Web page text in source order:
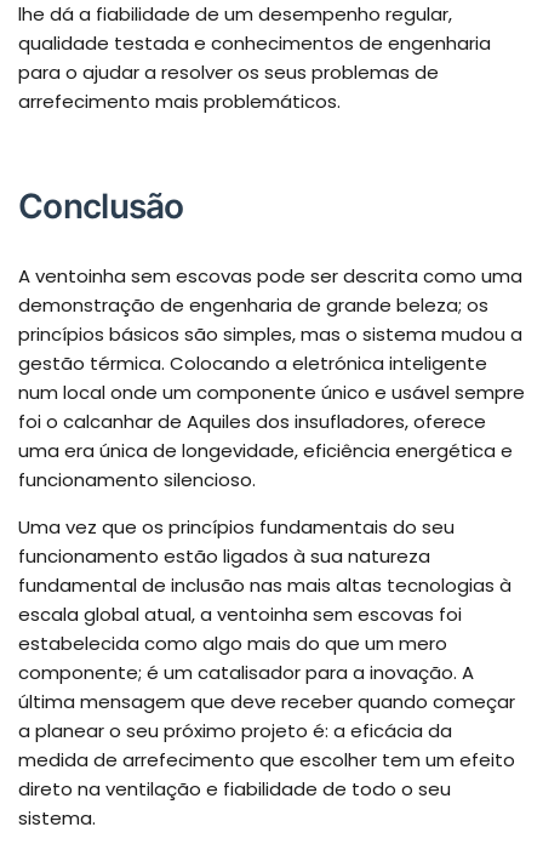
lhe dá a fiabilidade de um desempenho regular,
qualidade testada e conhecimentos de engenharia
para o ajudar a resolver os seus problemas de
arrefecimento mais problemáticos.
Conclusão
A ventoinha sem escovas pode ser descrita como uma
demonstração de engenharia de grande beleza; os
princípios básicos são simples, mas o sistema mudou a
gestão térmica. Colocando a eletrónica inteligente
num local onde um componente único e usável sempre
foi o calcanhar de Aquiles dos insufladores, oferece
uma era única de longevidade, eficiência energética e
funcionamento silencioso.
Uma vez que os princípios fundamentais do seu
funcionamento estão ligados à sua natureza
fundamental de inclusão nas mais altas tecnologias à
escala global atual, a ventoinha sem escovas foi
estabelecida como algo mais do que um mero
componente; é um catalisador para a inovação. A
última mensagem que deve receber quando começar
a planear o seu próximo projeto é: a eficácia da
medida de arrefecimento que escolher tem um efeito
direto na ventilação e fiabilidade de todo o seu
sistema.